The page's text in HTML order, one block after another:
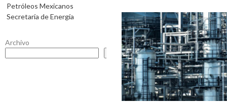
Petróleos Mexicanos
Secretaría de Energía
Archivo
Buscar